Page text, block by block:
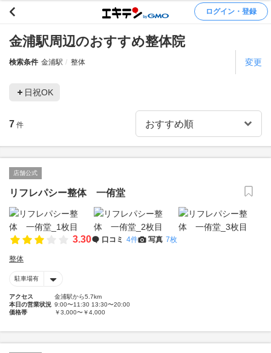
ログイン・登録
金浦駅周辺のおすすめ整体院
検索条件 金浦駅 整体 変更
日祝OK
7 件
店舗公式
リフレパシー整体 一侑堂
3.30 口コミ 4件 写真 7枚
整体
駐車場有
アクセス
金浦駅から5.7km
本日の営業状況 9:00〜11:30 13:30〜20:00
価格帯
￥3,000〜￥4,000